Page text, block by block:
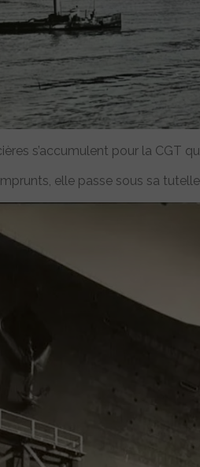
s’accumulent pour la CGT
elle passe sous sa